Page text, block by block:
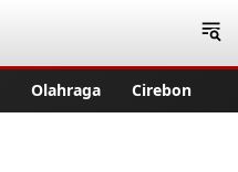
Olahraga Cirebon